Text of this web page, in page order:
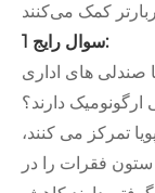
سوال رایج 1:
صندلی های اداری
ارگونومیک دارند؟
تمرکز می کنند،
فقرات را در